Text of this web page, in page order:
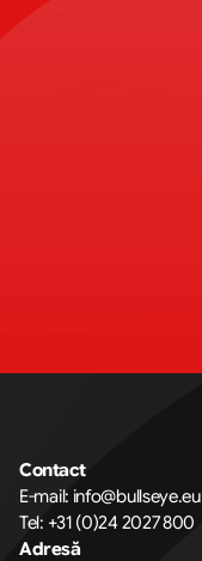
Contact
E-mail: info@bullseye.eu
Tel: +31 (0)24 2027 800
Adresă